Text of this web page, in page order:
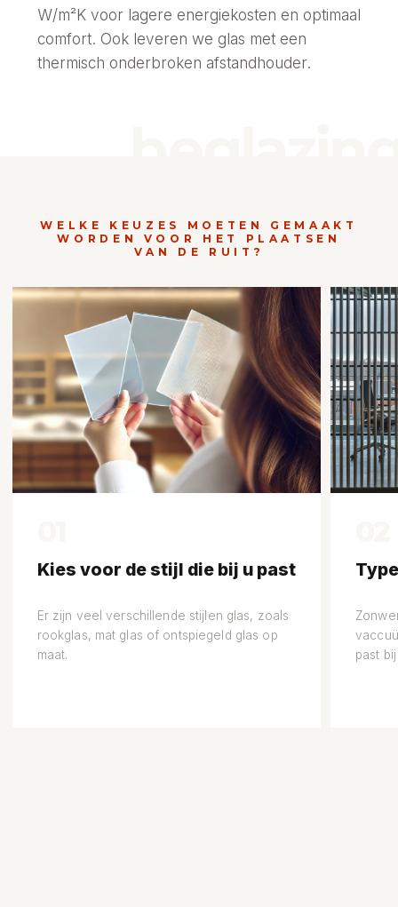
W/m²K voor lagere energiekosten en optimaal
comfort. Ook leveren we glas met een
thermisch onderbroken afstandhouder.
WELKE KEUZES MOETEN GEMAAKT
WORDEN VOOR HET PLAATSEN
VAN DE RUIT?
Kies voor de stijl die bij u past
Er zijn veel verschillende stijlen glas, zoals
rookglas, mat glas of ontspiegeld glas op
maat.
past